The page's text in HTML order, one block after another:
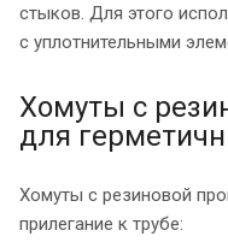
стыков. Для этого
с уплотнительными
Хомуты с
для
Хомуты с резиновой
прилегание к трубе: